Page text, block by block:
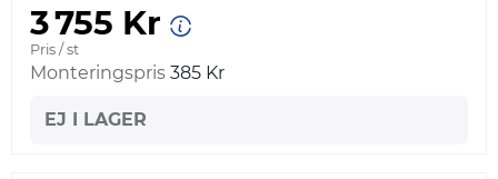
3 755 Kr
Pris / st
Monteringspris 385 Kr
EJ I LAGER